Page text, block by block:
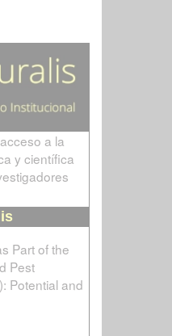
a la
y científica
Part of the
Pest
Potential and